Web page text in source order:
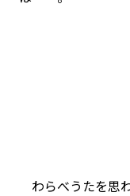
わらべうたを思